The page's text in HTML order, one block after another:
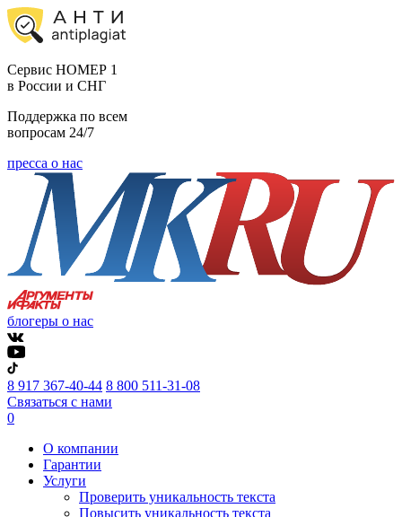
Cервис НОМЕР 1
в России и СНГ
Поддержка по всем
вопросам 24/7
пресса о нас
блогеры о нас
8 917 367-40-44 8 800 511-31-08
Связаться с нами
0
О компании
Гарантии
Услуги
Проверить уникальность текста
Повысить уникальность текста